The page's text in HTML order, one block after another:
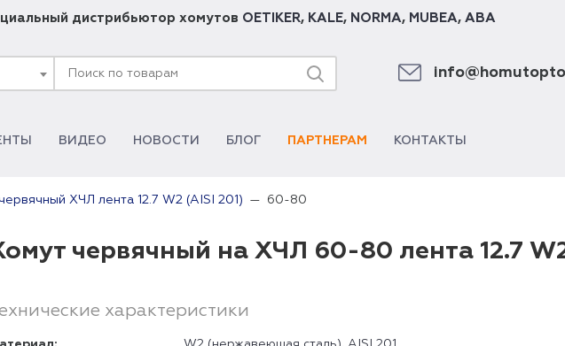
дистрибьютор хомутов OETIKER, KALE, NORMA, MUBEA, ABA
ВИДЕО НОВОСТИ БЛОГ ПАРТНЕРАМ КОНТАКТЫ
ХЧЛ лента 12.7 W2 (AISI 201) 60-80
червячный на ХЧЛ 60-80 лента 12.7
характеристики